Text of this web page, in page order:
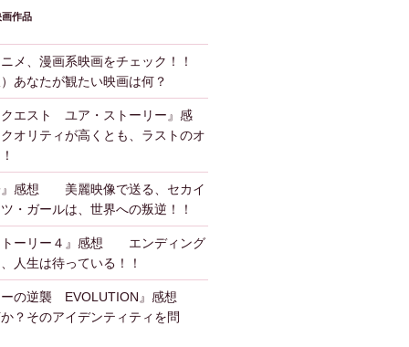
作品
メ、漫画系映画をチェック！！
）あなたが観たい映画は何？
エスト ユア・ストーリー』感
リティが高くとも、ラストのオ
』感想 美麗映像で送る、セカイ
・ガールは、世界への叛逆！！
トーリー４』感想 エンディング
人生は待っている！！
ーの逆襲 EVOLUTION』感想
？そのアイデンティティを問